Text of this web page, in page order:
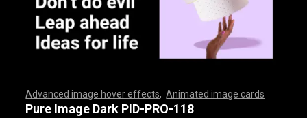
Advanced image hover effects ,Animated image cards
,,,,,,,,,,,,,,,,,,,,,,,,,,,,,,,,, ,,,,,,,,,,,,,,,,,,,,,,,,,
,,,,,,,,,,,,,,,,,,,,,,,,,,,,,,,,, ,,,,,,,,,,,,,,,,,,,,,,,,,
,,,,,,,,,,,,,,,,,,,,,,,,,,,,,,,,, ,,,,,,,,,,,,,,,,,,,,,,,
Pure Image Dark PID-PRO-118